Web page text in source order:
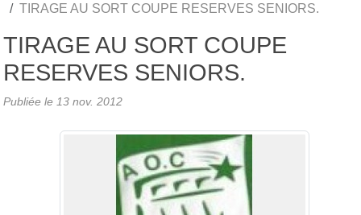
TIRAGE AU SORT COUPE RESERVES SENIORS.
TIRAGE AU SORT COUPE
RESERVES SENIORS.
Publiée le 13 nov. 2012